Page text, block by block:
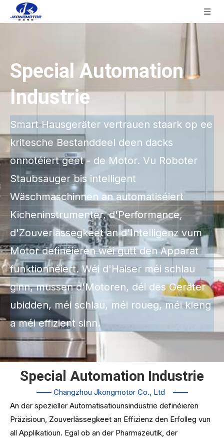
Special Automation
Industrie
Smart Hausgeräter vertrauen staark op ee
kritesche Bestanddeel deen dacks
onnotéiert geet - de Motor. Vu Roboter
Staubsauger bis intelligent
Wäschmaschinnen an automatiséiert
Kicheninstrumenter, d'Performance,
d'Zouverlässegkeet an d'Intelligenz vum
Motor definéieren wéi gutt den Apparat
funktionnéiert. Wéi d'Haiser méi schlau
ginn, mussen d'Motoren, déi dës Geräter
ubidden, méi schlau, méi roueg, méi kleng
a méi effizient sinn.
Special Automation Industrie
—— Changzhou Jkongmotor Co., Ltd
——
An der spezieller Automatisatiounsindustrie definéieren
Präzisioun, Zouverlässegkeet an Effizienz den Erfolleg vun
all Applikatioun. Egal ob an der Pharmazeutik, der